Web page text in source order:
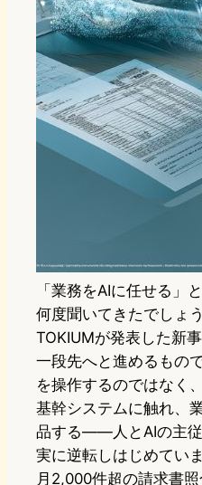
「業務をAIに任せる」
何度聞いてきたでしょ
TOKIUMが発表した新
一段先へと進めるもの
を操作するのではなく
基幹システムに触れ、
品する——人とAIの主
実に逆転しはじめてい
月2,000件超の請求書